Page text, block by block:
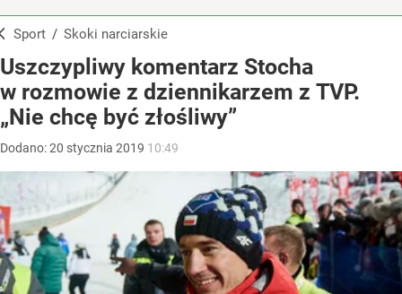
Sport / Skoki narciarskie
Uszczypliwy komentarz Stocha
w rozmowie z dziennikarzem z TVP.
„Nie chcę być złośliwy”
Dodano:20 stycznia 2019 10:49